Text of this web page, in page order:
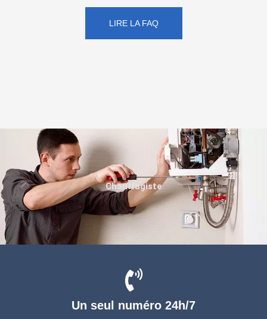
LIRE LA FAQ
Un seul numéro 24h/7
Chauffagiste